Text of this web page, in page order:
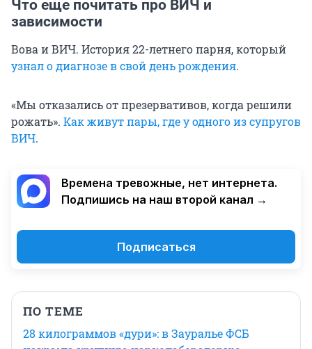
Что еще почитать про ВИЧ и
зависимости
Вова и ВИЧ. История 22-летнего парня, который
узнал о диагнозе в свой день рождения.
«Мы отказались от презервативов, когда решили
рожать». Как живут пары, где у одного из супругов
ВИЧ.
Времена тревожные, нет интернета.
Подпишись на наш второй канал →
Подписаться
ПО ТЕМЕ
28 килограммов «дури»: в Зауралье ФСБ